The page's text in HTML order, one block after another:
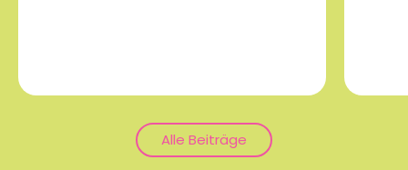
alter Sportplatz Bad
Waltersdorf
Run für alle
Alle Beiträge